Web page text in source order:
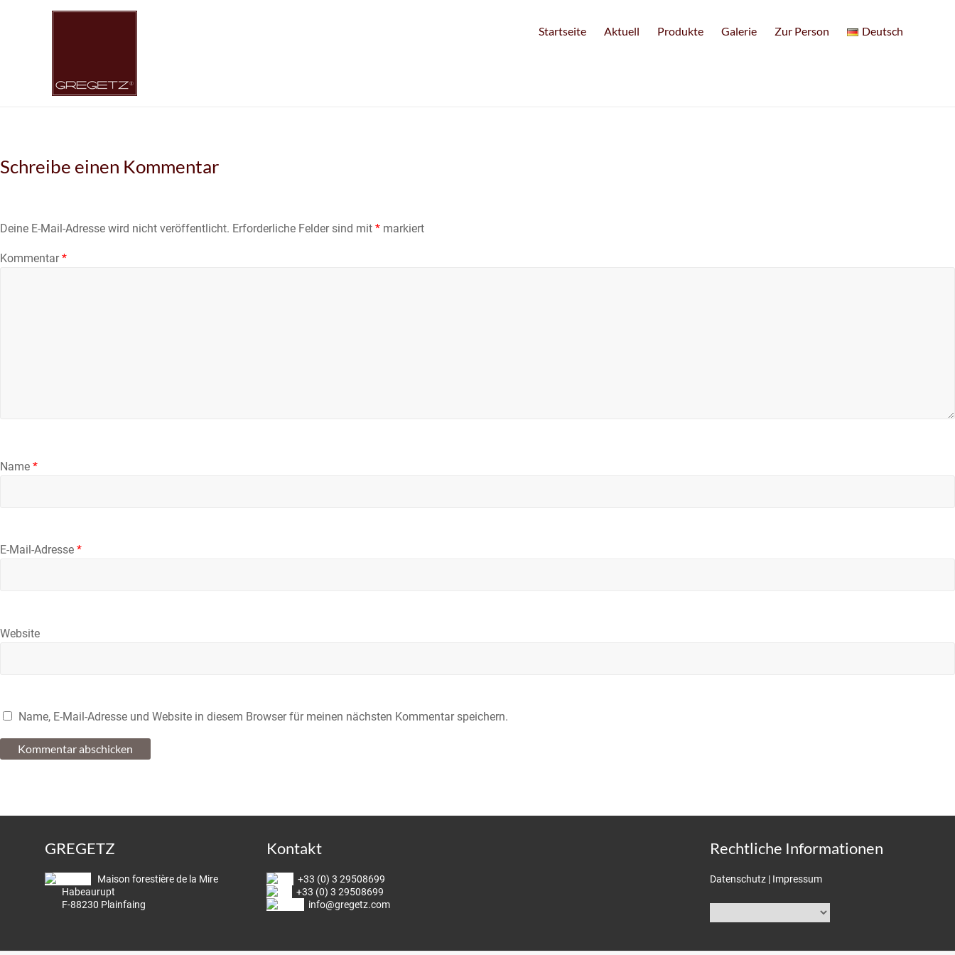
Startseite Aktuell Produkte Galerie Zur Person Deutsch
Schreibe einen Kommentar
Deine E-Mail-Adresse wird nicht veröffentlicht. Erforderliche Felder sind mit * markiert
Kommentar*
Name *
E-Mail-Adresse *
Website
Name, E-Mail-Adresse und Website in diesem Browser für meinen nächsten Kommentar speichern.
GREGETZ
Maison forestière de la Mire
Habeaurupt
F-88230 Plainfaing
Kontakt
+33 (0) 3 29508699
+33 (0) 3 29508699
info@gregetz.com
Rechtliche Informationen
Datenschutz | Impressum
auswählen